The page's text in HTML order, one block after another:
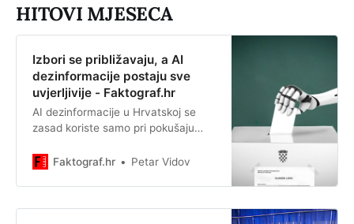
HITOVI MJESECA
Izbori se približavaju, a AI
dezinformacije postaju sve
uvjerljivije - Faktograf.hr
AI dezinformacije u Hrvatskoj se
zasad koriste samo pri pokušaju
uskoro promijeniti.
Faktograf.hr Petar Vidov